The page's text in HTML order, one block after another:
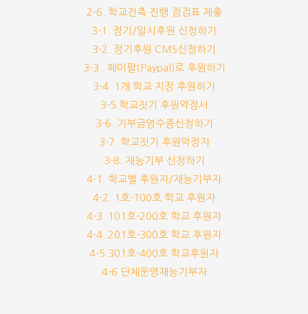
2-6. 학교건축 진행 점검표 제출
3-1. 정기/일시후원 신청하기
3-2. 정기후원 CMS신청하기
3-3.. 페이팔(Paypal)로 후원하기
3-4. 1개 학교 지정 후원하기
3-5.학교짓기 후원약정서
3-6. 기부금영수증신청하기
3-7. 학교짓기 후원약정자
3-8. 재능기부 신청하기
4-1. 학교별 후원자/재능기부자
4-2. 1호-100호 학교 후원자
4-3. 101호-200호 학교 후원자
4-4. 201호-300호 학교 후원자
4-5 301호-400호 학교후원자
4-6 단체운영재능기부자